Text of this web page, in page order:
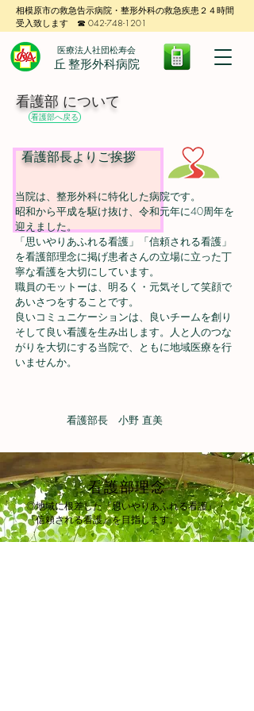
相模原市の救急告示病院・整形外科の救急疾患２４時間
受入致します ☎ 042-748-1201
医療法人社団松寿会
丘 整形外科病院
看護部 について
看護部へ戻る
当院は、整形外科に特化した病院です。
昭和から平成を駆け抜け、令和元年に40周年を
迎えました。
「思いやりあふれる看護」「信頼される看護」
を看護部理念に掲げ患者さんの立場に立った丁
寧な看護を大切にしています。
職員のモットーは、明るく・元気そして笑顔で
あいさつをすることです。
良いコミュニケーションは、良いチームを創り
そして良い看護を生み出します。人と人のつな
がりを大切にする当院で、ともに地域医療を行
いませんか。
看護部長 小野 直美
看護部長よりご挨拶
看護部理念
◎地域に根差した『思いやりあふれる看護』・
『信頼される看護』を目指します。